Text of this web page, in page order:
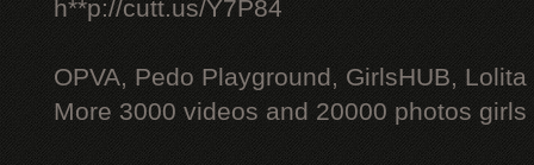
h**p://cutt.us/Y7P84
OPVA, Pedo Playground, GirlsHUB, Lolita
More 3000 videos and 20000 photos